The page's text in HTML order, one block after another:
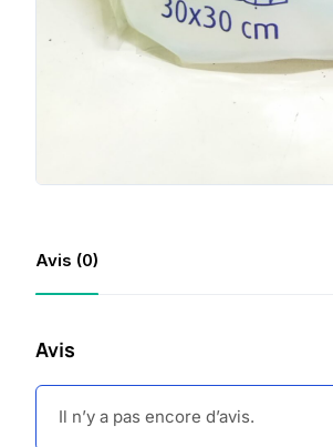
Avis (0)
Avis
Il n’y a pas encore d’avis.